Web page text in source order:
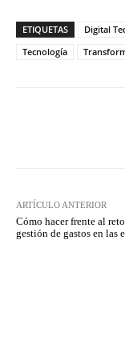
ETIQUETAS Digital
Tecnología
ARTÍCULO ANTERIOR
Cómo hacer frente al
gestión de gastos en las